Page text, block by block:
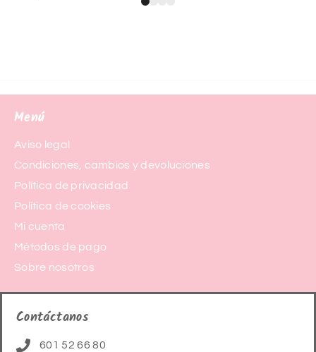
Menú
Aviso legal
Condiciones, cambios y devoluciones
Política de privacidad
Política de cookies
Mi cuenta
Métodos de pago
Sobre nosotros
Contáctanos
601 52 66 80